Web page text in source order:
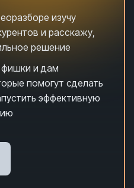
изучу
и расскажу,
решение
и дам
помогут сделать
эффективную